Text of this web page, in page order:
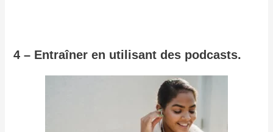
4 – Entraîner en utilisant des podcasts.